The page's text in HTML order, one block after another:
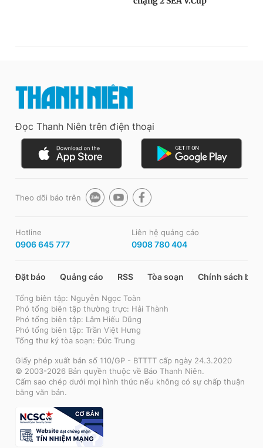
Đọc Thanh Niên trên điện thoại
Theo dõi báo trên
Hotline
0906 645 777
Liên hệ quảng cáo
0908 780 404
Đặt báo Quảng cáo RSS Tòa soạn Chính sách bảo
Tổng biên tập: Nguyễn Ngọc Toàn
Phó tổng biên tập thường trực: Hải Thành
Phó tổng biên tập: Lâm Hiếu Dũng
Phó tổng biên tập: Trần Việt Hưng
Tổng thư ký tòa soạn: Đức Trung
Giấy phép xuất bản số 110/GP - BTTTT cấp ngày 24.3.2020
© 2003-2026 Bản quyền thuộc về Báo Thanh Niên.
Cấm sao chép dưới mọi hình thức nếu không có sự chấp thuận
bằng văn bản.